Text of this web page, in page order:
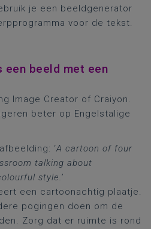
je een beeldgenerator
voor de tekst.
een beeld met een
Image Creator of Craiyon.
beter op Engelstalige
‘A cartoon of four
talking about
style.’
een cartoonachtig plaatje.
pogingen doen om de
Zorg dat er ruimte is rond